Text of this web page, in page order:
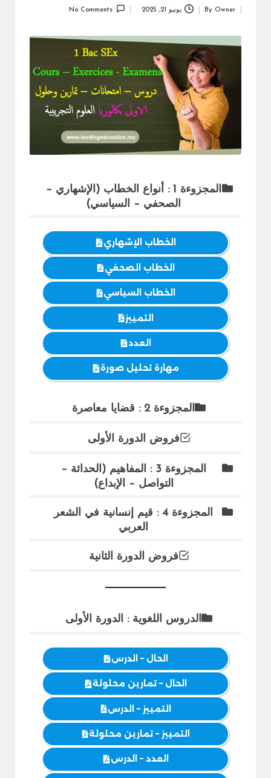
By Owner يونيو 21, 2025 No Comments
المجزوءة 1 : أنواع الخطاب (الإشهاري –
الصحفي – السياسي)
الخطاب الإشهاري
الخطاب الصحفي
الخطاب السياسي
التمييز
العدد
مهارة تحليل صورة
المجزوءة 2 : قضايا معاصرة
فروض الدورة الأولى
المجزوءة 3 : المفاهيم (الحداثة –
التواصل – الإبداع)
المجزوءة 4 : قيم إنسانية في الشعر
العربي
فروض الدورة الثانية
الدروس اللغوية : الدورة الأولى
الحال – الدرس
الحال – تمارين محلولة
التمييز – الدرس
التمييز – تمارين محلولة
العدد – الدرس